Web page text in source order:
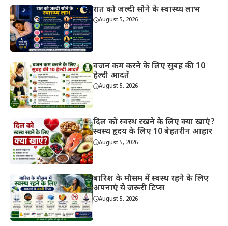
रात को जल्दी सोने के स्वास्थ्य लाभ
August 5, 2026
वजन कम करने के लिए सुबह की 10
हेल्दी आदतें
August 5, 2026
दिल को स्वस्थ रखने के लिए क्या खाएं?
स्वस्थ हृदय के लिए 10 बेहतरीन आहार
August 5, 2026
बारिश के मौसम में स्वस्थ रहने के लिए
अपनाएं ये जरूरी टिप्स
August 5, 2026